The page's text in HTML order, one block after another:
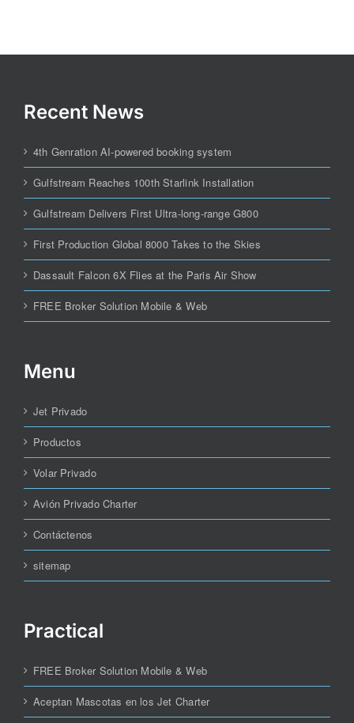
Recent News
4th Genration AI-powered booking system
Gulfstream Reaches 100th Starlink Installation
Gulfstream Delivers First Ultra-long-range G800
First Production Global 8000 Takes to the Skies
Dassault Falcon 6X Flies at the Paris Air Show
FREE Broker Solution Mobile & Web
Menu
Jet Privado
Productos
Volar Privado
Avión Privado Charter
Contáctenos
sitemap
Practical
FREE Broker Solution Mobile & Web
Aceptan Mascotas en los Jet Charter